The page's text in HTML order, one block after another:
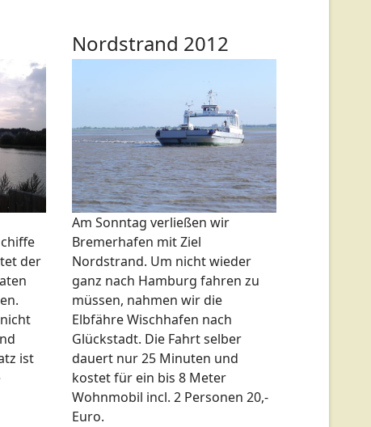
der
ist
Nordstrand 2012
Am Sonntag verließen wir
Bremerhafen mit Ziel
Nordstrand. Um nicht wieder
ganz nach Hamburg fahren zu
müssen, nahmen wir die
Elbfähre Wischhafen nach
Glückstadt. Die Fahrt selber
dauert nur 25 Minuten und
kostet für ein bis 8 Meter
Wohnmobil incl. 2 Personen 20,-
Euro.